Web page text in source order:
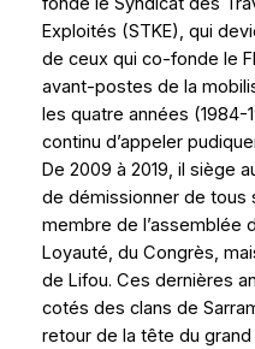
Exploités (STKE), qui
de ceux qui co-fonde le
avant-postes de la
les quatre années
continu d’appeler
De 2009 à 2019, il siège
de démissionner de tous
membre de l’assemblée
Loyauté, du Congrès,
de Lifou. Ces dernières
cotés des clans de
retour de la tête du